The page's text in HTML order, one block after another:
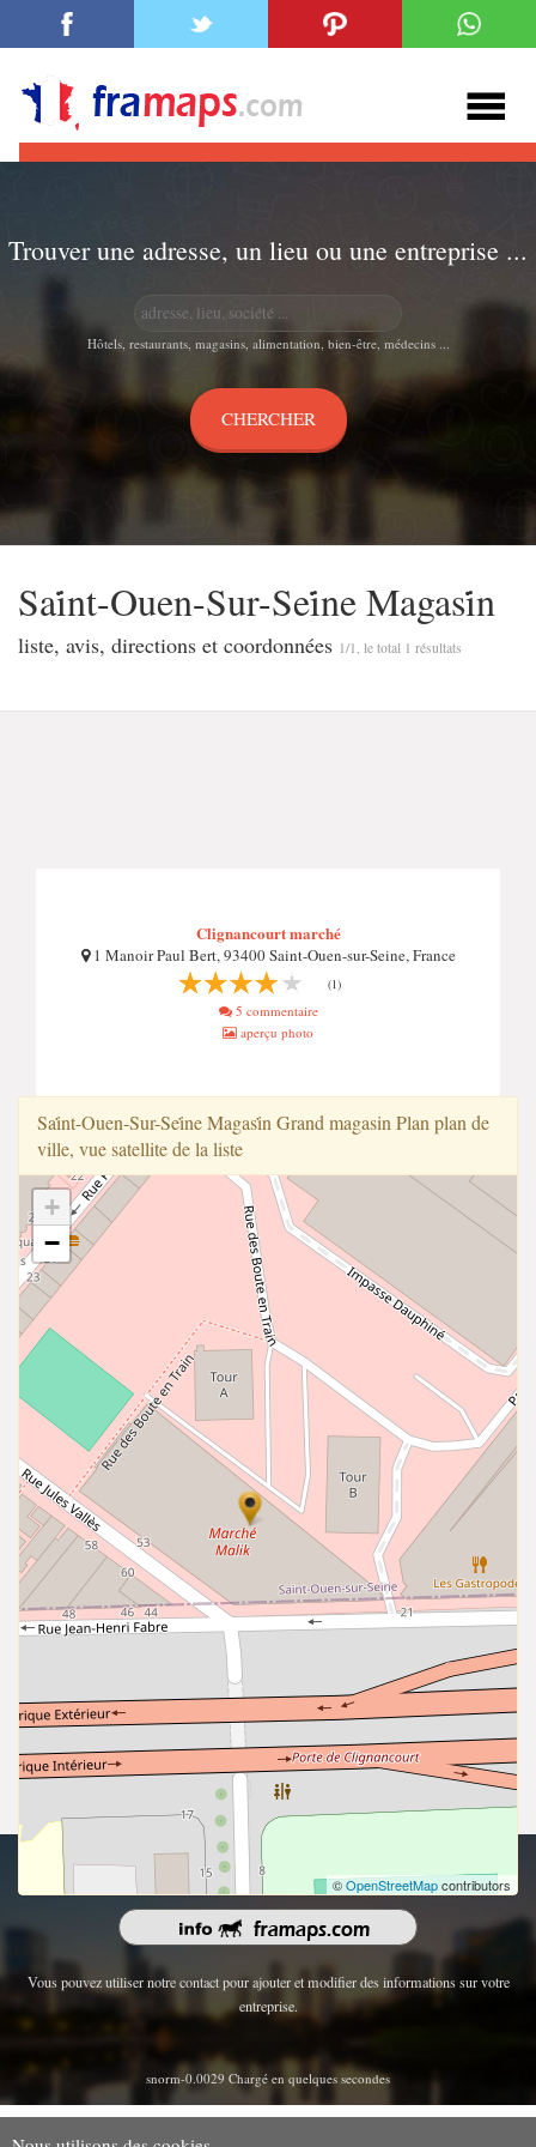
Trouver une adresse, un lieu ou une entreprise ...
Hôtels, restaurants, magasins, alimentation, bien-être, médecins ...
Sai̇̇nt-Ouen-Sur-Sei̇̇ne Magasi̇̇n
liste, avis, directions et coordonnées 1/1, le total 1 résultats
Clignancourt marché
1 Manoir Paul Bert, 93400 Saint-Ouen-sur-Seine, France
(1)
5 commentaire
aperçu photo
Sai̇̇nt-Ouen-Sur-Sei̇̇ne Magasi̇̇n Grand magasin Plan plan de
ville, vue satellite de la liste
+
−
©OpenStreetMapcontributors
droits d'auteur 2026 | Tous les droits sont réservés.
Vous pouvez utiliser notre contact pour ajouter et modifier des informations sur votre
entreprise.
snorm-0.0029 Chargé en quelques secondes